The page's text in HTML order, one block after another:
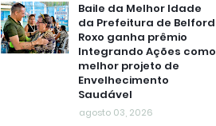
Baile da Melhor Idade
da Prefeitura de Belford
Roxo ganha prêmio
Integrando Ações como
melhor projeto de
Envelhecimento
Saudável
agosto 03, 2026